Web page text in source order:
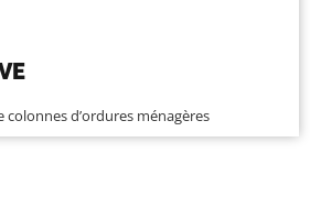
colonnes d’ordures ménagères